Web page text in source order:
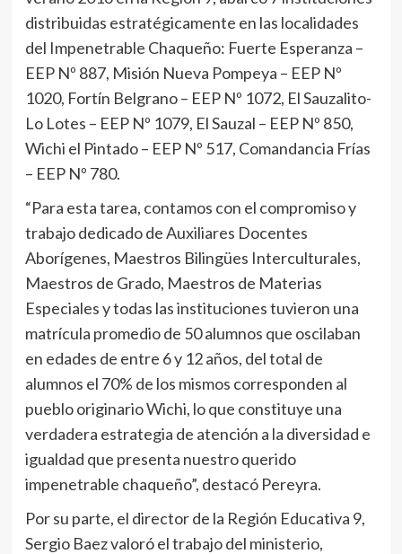
distribuidas estratégicamente en las localidades
del Impenetrable Chaqueño: Fuerte Esperanza –
EEP Nº 887, Misión Nueva Pompeya – EEP Nº
1020, Fortín Belgrano – EEP Nº 1072, El Sauzalito-
Lo Lotes – EEP Nº 1079, El Sauzal – EEP Nº 850,
Wichi el Pintado – EEP Nº 517, Comandancia Frías
– EEP Nº 780.
“Para esta tarea, contamos con el compromiso y
trabajo dedicado de Auxiliares Docentes
Aborígenes, Maestros Bilingües Interculturales,
Maestros de Grado, Maestros de Materias
Especiales y todas las instituciones tuvieron una
matrícula promedio de 50 alumnos que oscilaban
en edades de entre 6 y 12 años, del total de
alumnos el 70% de los mismos corresponden al
pueblo originario Wichi, lo que constituye una
verdadera estrategia de atención a la diversidad e
igualdad que presenta nuestro querido
impenetrable chaqueño”, destacó Pereyra.
Por su parte, el director de la Región Educativa 9,
Sergio Baez valoró el trabajo del ministerio,